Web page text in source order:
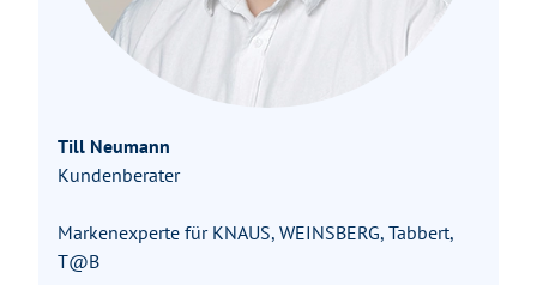
Till Neumann
Kundenberater
Markenexperte für KNAUS, WEINSBERG, Tabbert,
T@B